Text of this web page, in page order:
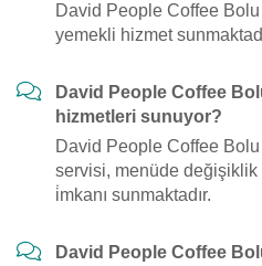
David People Coffee
yemekli hizmet
David People Coffee
hizmetleri sunuyor?
David People Coffee
servisi, menüde değişiklik
i̇mkanı sunmaktadır.
David People Coffee